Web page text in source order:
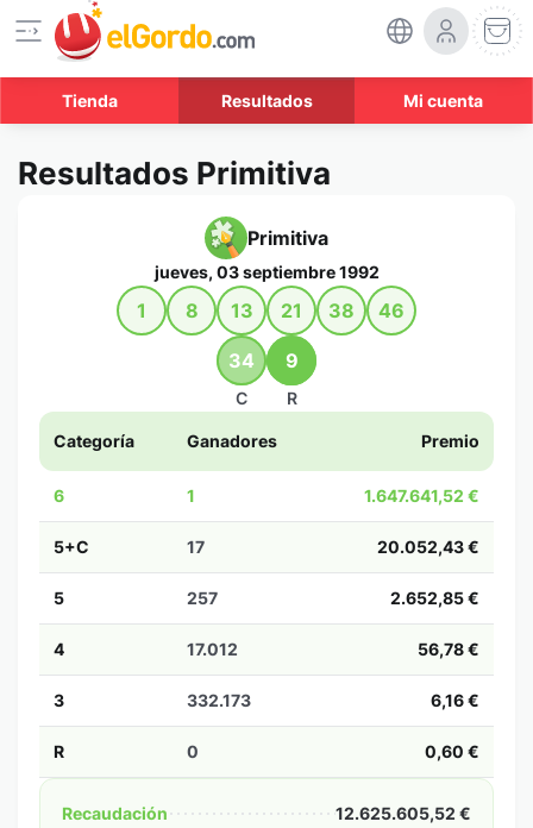
Tienda Resultados Mi cuenta
Resultados Primitiva
Primitiva
jueves, 03 septiembre 1992
1 8 13 21 38 46
34
C
9
R
Categoría Ganadores Premio
6 1 1.647.641,52 €
5+C 17 20.052,43 €
5 257 2.652,85 €
4 17.012 56,78 €
3 332.173 6,16 €
R 0 0,60 €
Recaudación
12.625.605,52 €